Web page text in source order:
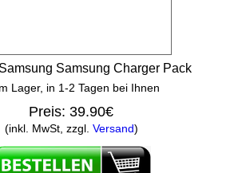
Samsung Charger Pack
Lager, in 1-2 Tagen bei Ihnen
Preis: 39.90€
(inkl. MwSt, zzgl. Versand)